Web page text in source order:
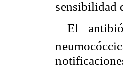
sensibilidad
El